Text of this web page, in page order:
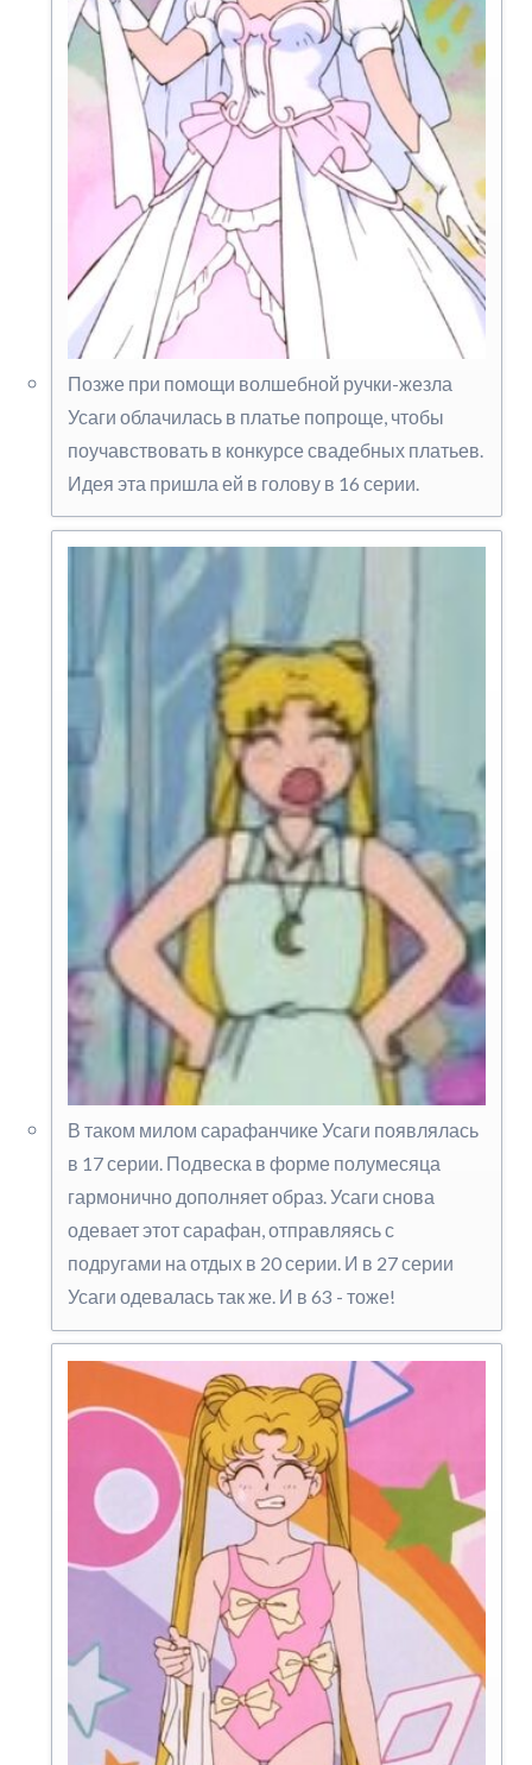
Позже при помощи волшебной ручки-жезла
Усаги облачилась в платье попроще, чтобы
поучавствовать в конкурсе свадебных платьев.
Идея эта пришла ей в голову в 16 серии.
В таком милом сарафанчике Усаги появлялась
в 17 серии. Подвеска в форме полумесяца
гармонично дополняет образ. Усаги снова
одевает этот сарафан, отправляясь с
подругами на отдых в 20 серии. И в 27 серии
Усаги одевалась так же. И в 63 - тоже!